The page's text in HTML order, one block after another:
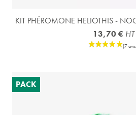
KIT PHÉROMONE HELIOTHIS -
13,70 € HT
PACK